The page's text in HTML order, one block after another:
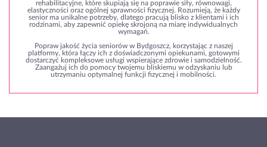
rehabilitacyjne, które skupiają się na poprawie siły, równowagi,
elastyczności oraz ogólnej sprawności fizycznej. Rozumieją, że każdy
senior ma unikalne potrzeby, dlatego pracują blisko z klientami i ich
rodzinami, aby zapewnić opiekę skrojoną na miarę indywidualnych
wymagań.
Popraw jakość życia seniorów w Bydgoszcz, korzystając z naszej
platformy, która łączy ich z doświadczonymi opiekunami, gotowymi
dostarczyć kompleksowe usługi wspierające zdrowie i samodzielność.
Zaangażuj ich do pomocy twojemu bliskiemu w odzyskaniu lub
utrzymaniu optymalnej funkcji fizycznej i mobilności.